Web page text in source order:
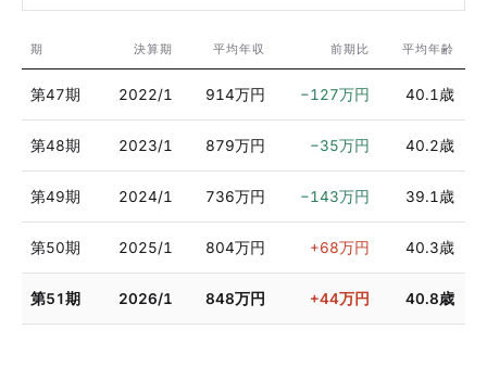
期 決算期 平均年収 前期比 平均年齢
第47期 2022/1 914万円 −127万円 40.1歳
第48期 2023/1 879万円 −35万円 40.2歳
第49期 2024/1 736万円 −143万円 39.1歳
第50期 2025/1 804万円 +68万円 40.3歳
第51期 2026/1 848万円 +44万円 40.8歳